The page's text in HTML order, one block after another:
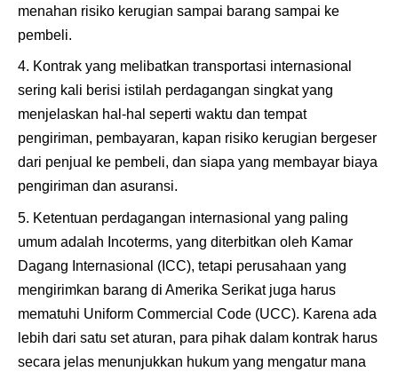
menahan risiko kerugian sampai barang sampai ke
pembeli.
Kontrak yang melibatkan transportasi internasional
sering kali berisi istilah perdagangan singkat yang
menjelaskan hal-hal seperti waktu dan tempat
pengiriman, pembayaran, kapan risiko kerugian bergeser
dari penjual ke pembeli, dan siapa yang membayar biaya
pengiriman dan asuransi.
Ketentuan perdagangan internasional yang paling
umum adalah Incoterms, yang diterbitkan oleh Kamar
Dagang Internasional (ICC), tetapi perusahaan yang
mengirimkan barang di Amerika Serikat juga harus
mematuhi Uniform Commercial Code (UCC). Karena ada
lebih dari satu set aturan, para pihak dalam kontrak harus
secara jelas menunjukkan hukum yang mengatur mana